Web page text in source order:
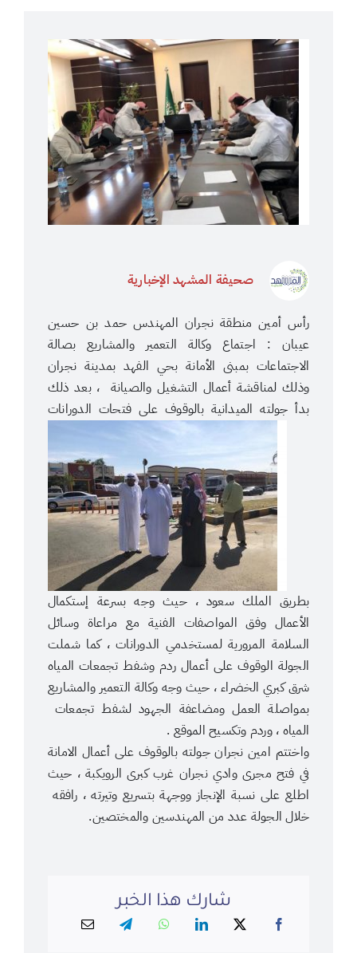
صحيفة المشهد الإخبارية
رأس أمين منطقة نجران المهندس حمد بن حسين
عيبان : اجتماع وكالة التعمير والمشاريع بصالة
الاجتماعات بمبنى الأمانة بحي الفهد بمدينة نجران
وذلك لمناقشة أعمال التشغيل والصيانة ، بعد ذلك
بدأ جولته الميدانية بالوقوف على فتحات الدورانات
بطريق الملك سعود ، حيث وجه بسرعة إستكمال
الأعمال وفق المواصفات الفنية مع مراعاة وسائل
السلامة المرورية لمستخدمي الدورانات ، كما شملت
الجولة الوقوف على أعمال ردم وشفط تجمعات المياه
شرق كبري الخضراء ، حيث وجه وكالة التعمير والمشاريع
بمواصلة العمل ومضاعفة الجهود لشفط تجمعات
المياه ، وردم وتكسيح الموقع .
واختتم امين نجران جولته بالوقوف على أعمال الامانة
في فتح مجرى وادي نجران غرب كبرى الرويكبة ، حيث
اطلع على نسبة الإنجاز ووجهة بتسريع وتيرته ، رافقه
خلال الجولة عدد من المهندسين والمختصين.
شارك هذا الخبر